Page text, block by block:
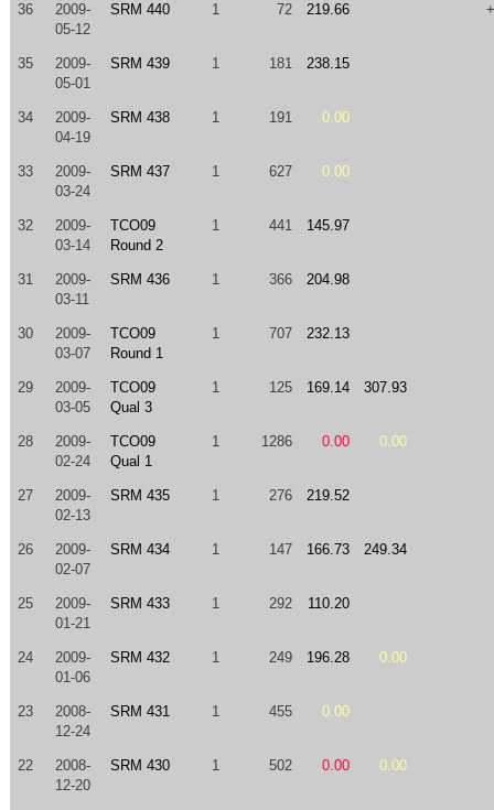
36
2009-
05-12
SRM 440 1 72 219.66
35
2009-
05-01
SRM 439 1 181 238.15
34
2009-
04-19
SRM 438 1 191 0.00
33
2009-
03-24
SRM 437 1 627 0.00
32
2009-
03-14
TCO09
Round 2
1 441 145.97
31
2009-
03-11
SRM 436 1 366 204.98
30
2009-
03-07
TCO09
Round 1
1 707 232.13
29
2009-
03-05
TCO09
Qual 3
1 125 169.14 307.93
28
2009-
02-24
TCO09
Qual 1
1 1286 0.00 0.00
27
2009-
02-13
SRM 435 1 276 219.52
26
2009-
02-07
SRM 434 1 147 166.73 249.34
25
2009-
01-21
SRM 433 1 292 110.20
24
2009-
01-06
SRM 432 1 249 196.28 0.00
23
2008-
12-24
SRM 431 1 455 0.00
22
2008-
12-20
SRM 430 1 502 0.00 0.00